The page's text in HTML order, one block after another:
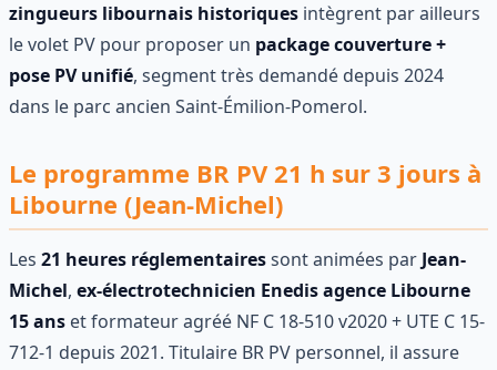
zingueurs libournais historiques intègrent par ailleurs
le volet PV pour proposer un package couverture +
pose PV unifié, segment très demandé depuis 2024
dans le parc ancien Saint-Émilion-Pomerol.
Le programme BR PV 21 h sur 3 jours à
Libourne (Jean-Michel)
Les 21 heures réglementairessont animées par Jean-
Michel, ex-électrotechnicien Enedis agence Libourne
15 ans et formateur agréé NF C 18-510 v2020 + UTE C 15-
712-1 depuis 2021. Titulaire BR PV personnel, il assure